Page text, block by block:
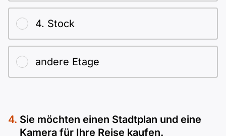
4. Stock
andere Etage
Sie möchten einen Stadtplan und eine
Kamera für Ihre Reise kaufen.